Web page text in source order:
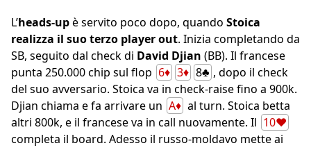
L’heads-upè servito poco dopo, quando Stoica
realizza il suo terzo player out. Inizia completando da
SB, seguito dal check di David Djian (BB). Il francese
punta 250.000 chip sul flop 6♦ 3♦ 8♣ , dopo il check
del suo avversario. Stoica va in check-raise fino a 900k.
Djian chiama e fa arrivare un A♦ al turn. Stoica betta
altri 800k, e il francese va in call nuovamente. Il 10♥
completa il board. Adesso il russo-moldavo mette ai